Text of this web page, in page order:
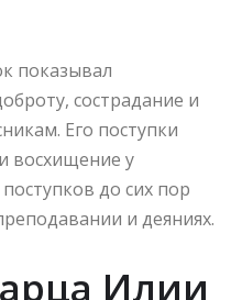
показывал
сострадание и
Его поступки
восхищение у
до сих пор
и деяниях.
Илии